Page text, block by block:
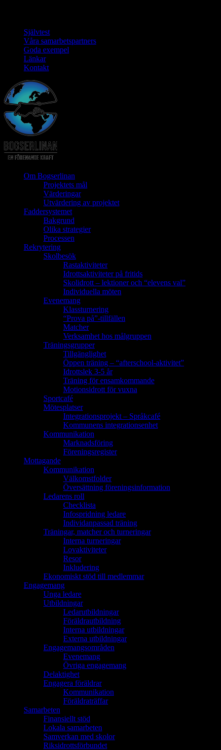
Självtest
Våra samarbetspartners
Goda exempel
Länkar
Kontakt
Om Bogserlinan
Projektets mål
Värderingar
Utvärdering av projektet
Faddersystemet
Bakgrund
Olika strategier
Processen
Rekrytering
Skolbesök
Rastaktiviteter
Idrottsaktiviteter på fritids
Skolidrott – lektioner och “elevens val”
Individuella möten
Evenemang
Klassturnering
“Prova på”-tillfällen
Matcher
Verksamhet hos målgruppen
Träningsgrupper
Tillgänglighet
Öppen träning – “afterschool-aktivitet”
Idrottslek 3-5 år
Träning för ensamkommande
Motionsidrott för vuxna
Sportcafé
Mötesplatser
Integrationsprojekt – Språkcafé
Kommunens integrationsenhet
Kommunikation
Marknadsföring
Föreningsregister
Mottagande
Kommunikation
Välkomstfolder
Översättning föreningsinformation
Ledarens roll
Checklista
Infospridning ledare
Individanpassad träning
Träningar, matcher och turneringar
Interna turneringar
Lovaktiviteter
Resor
Inkludering
Ekonomiskt stöd till medlemmar
Engagemang
Unga ledare
Utbildningar
Ledarutbildningar
Föräldrautbildning
Interna utbildningar
Externa utbildningar
Engagemangsområden
Evenemang
Övriga engagemang
Delaktighet
Engagera föräldrar
Kommunikation
Föräldraträffar
Samarbeten
Finansiellt stöd
Lokala samarbeten
Samverkan med skolor
Riksidrottsförbundet